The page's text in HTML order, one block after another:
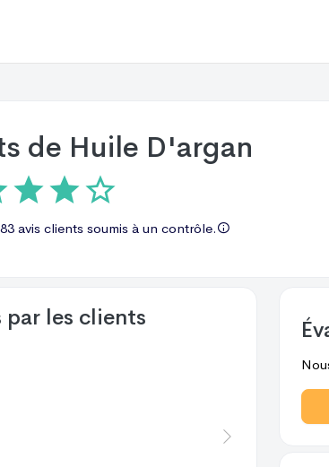
de Huile D'argan
avis clients soumis à un contrôle.
par les clients